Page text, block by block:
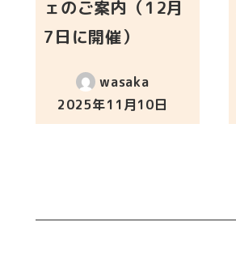
ェのご案内（12月
7日に開催）
wasaka
投稿日
2025年11月10日